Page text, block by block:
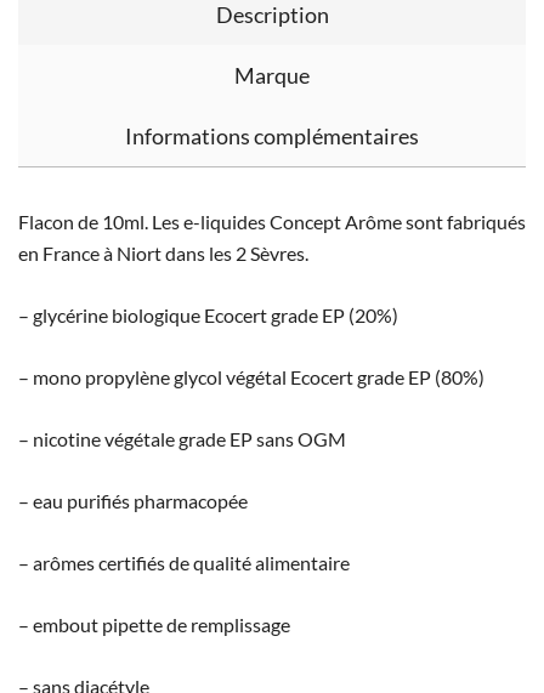
Description
Marque
Informations complémentaires
Flacon de 10ml. Les e-liquides Concept Arôme sont fabriqués
en France à Niort dans les 2 Sèvres.
– glycérine biologique Ecocert grade EP (20%)
– mono propylène glycol végétal Ecocert grade EP (80%)
– nicotine végétale grade EP sans OGM
– eau purifiés pharmacopée
– arômes certifiés de qualité alimentaire
– embout pipette de remplissage
– sans diacétyle